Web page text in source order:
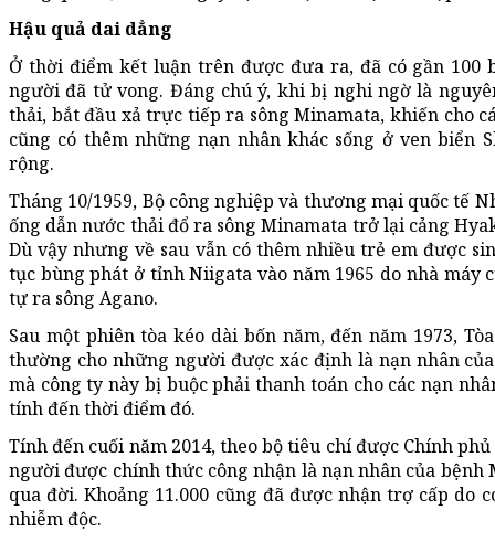
Hậu quả dai dẳng
Ở thời điểm kết luận trên được đưa ra, đã có gần 100
người đã tử vong. Đáng chú ý, khi bị nghi ngờ là
thải, bắt đầu xả trực tiếp ra sông Minamata, khiến cho
cũng có thêm những nạn nhân khác sống ở ven biển
rộng.
Tháng 10/1959, Bộ công nghiệp và thương mại quốc tế
ống dẫn nước thải đổ ra sông Minamata trở lại cảng
Dù vậy nhưng về sau vẫn có thêm nhiều trẻ em được
tục bùng phát ở tỉnh Niigata vào năm 1965 do nhà máy
tự ra sông Agano.
Sau một phiên tòa kéo dài bốn năm, đến năm 1973,
thường cho những người được xác định là nạn nhân
mà công ty này bị buộc phải thanh toán cho các nạn
tính đến thời điểm đó.
Tính đến cuối năm 2014, theo bộ tiêu chí được Chính
người được chính thức công nhận là nạn nhân của bệnh
qua đời. Khoảng 11.000 cũng đã được nhận trợ cấp do
nhiễm độc.